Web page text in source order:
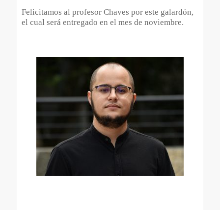
Felicitamos al profesor Chaves por este galardón,
el cual será entregado en el mes de noviembre.